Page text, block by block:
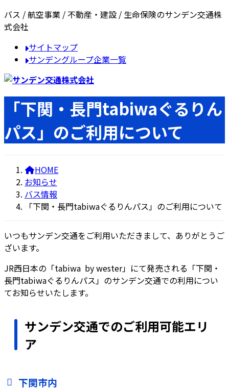
コ
ン
へ
キ
ナ
ビ
ョ
に
バス / 航空事業 / 不動産・建設 / 生命保険のサンデン交通株
式会社
サイトマップ
サンデングループ企業一覧
「下関・長門tabiwaぐるりん
パス」のご利用について
HOME
お知らせ
バス情報
「下関・長門tabiwaぐるりんパス」のご利用について
いつもサンデン交通をご利用いただきまして、ありがとうご
ざいます。
JR西日本の「tabiwa by wester」にて発売される「下関・
長門tabiwaぐるりんパス」のサンデン交通での利用につい
てお知らせいたします。
サンデン交通でのご利用可能エリ
ア
下関市内